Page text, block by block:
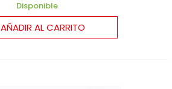
Disponible
AÑADIR AL CARRITO